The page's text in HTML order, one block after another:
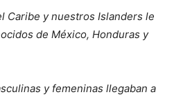
Caribe y nuestros Islanders le
de México, Honduras y
y femeninas llegaban a